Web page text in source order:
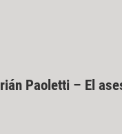
Paoletti – El